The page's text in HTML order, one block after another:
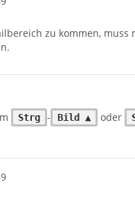
zu kommen, muss
Strg - Bild ▲ oder